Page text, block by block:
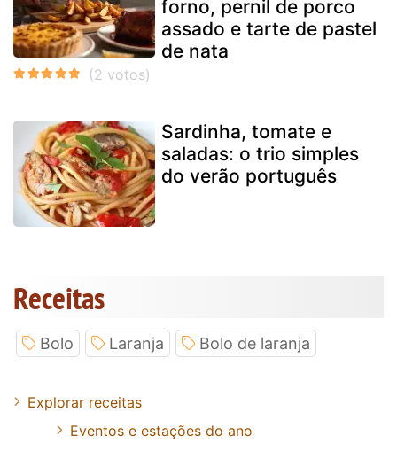
forno, pernil de porco
assado e tarte de pastel
de nata
Sardinha, tomate e
saladas: o trio simples
do verão português
Receitas
Bolo Laranja Bolo de laranja
Explorar receitas
Eventos e estações do ano